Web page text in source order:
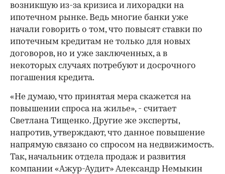
возникшую из-за кризиса и лихорадки на
ипотечном рынке. Ведь многие банки уже
начали говорить о том, что повысят ставки по
ипотечным кредитам не только для новых
договоров, но и уже заключенных, а в
некоторых случаях потребуют и досрочного
погашения кредита.
«Не думаю, что принятая мера скажется на
повышении спроса на жилье», - считает
Светлана Тищенко. Другие же эксперты,
напротив, утверждают, что данное повышение
напрямую связано со спросом на недвижимость.
Так, начальник отдела продаж и развития
компании «Ажур-Аудит» Александр Немыкин